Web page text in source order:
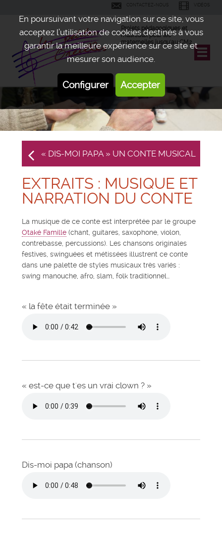
En poursuivant votre navigation sur ce site, vous
acceptez l’utilisation de cookies destinés à vous
garantir la meilleure expérience sur ce site et
mesurer son audience.
Configurer Accepter
CONTACTEZ-NOUS VIDÉOS
Projets pédagogiques et
musicaux pour les
maternelles jusqu'au CM2
« DIS-MOI PAPA » UN CONTE MUSICAL
EXTRAITS : MUSIQUE ET
NARRATION DU CONTE
La musique de ce conte est interprétée par le groupe
Otaké Famille (chant, guitares, saxophone, violon,
contrebasse, percussions). Les chansons originales
festives, swinguées et métissées illustrent ce conte
dans une palette de styles musicaux très variés :
swing manouche, afro, slam, folk traditionnel…
« la fête était terminée »
« est-ce que t'es un vrai clown ? »
Dis-moi papa (chanson)